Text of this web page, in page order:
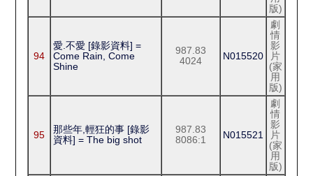
版)
94
愛.不愛 [錄影資料] =
Come Rain, Come
Shine
987.83
4024
N015520
劇
情
影
片
(家
用
版)
95
那些年,輕狂的事 [錄影
資料] = The big shot
987.83
8086:1
N015521
劇
情
影
片
(家
用
版)